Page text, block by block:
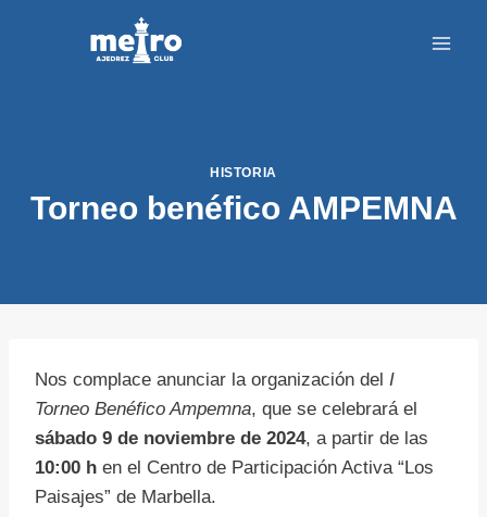
HISTORIA
Torneo benéfico AMPEMNA
Nos complace anunciar la organización del I
Torneo Benéfico Ampemna, que se celebrará el
sábado 9 de noviembre de 2024, a partir de las
10:00 h en el Centro de Participación Activa “Los
Paisajes” de Marbella.